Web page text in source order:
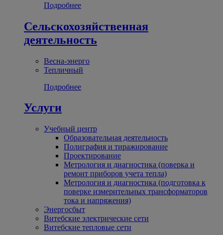
Подробнее
Сельскохозяйственная
деятельность
Весна-энерго
Тепличный
Подробнее
Услуги
Учебный центр
Образовательная деятельность
Полиграфия и тиражирование
Проектирование
Метрология и диагностика (поверка и
ремонт приборов учета тепла)
Метрология и диагностика (подготовка к
поверке измерительных трансформаторов
тока и напряжения)
Энергосбыт
Витебские электрические сети
Витебские тепловые сети